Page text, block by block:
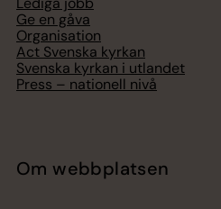
Ge en gåva
Organisation
Act Svenska kyrkan
Svenska kyrkan i utlandet
Press – nationell nivå
Om webbplatsen